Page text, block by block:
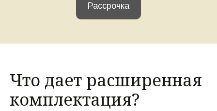
Рассрочка
Что дает расширенная
комплектация?